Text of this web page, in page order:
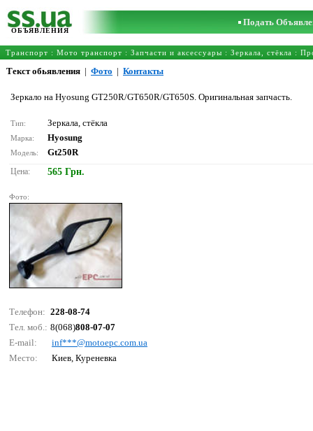
ОБЪЯВЛЕНИЯ
Подать
Транспорт : Мото транспорт : Запчасти и аксессуары : Зеркала, стёкла :
Текст обьявления | Фото | Контакты
Зеркало на Hyosung GT250R/GT650R/GT650S. Оригинальная запчасть.
Тип: Зеркала, стёкла
Марка: Hyosung
Модель: Gt250R
Цена: 565 Грн.
Фото:
Телефон: 228-08-74
Тел. моб.: 8(068)808-07-07
E-mail:
inf***@mоtоерс.соm.uа
Место:
Киев, Куреневка